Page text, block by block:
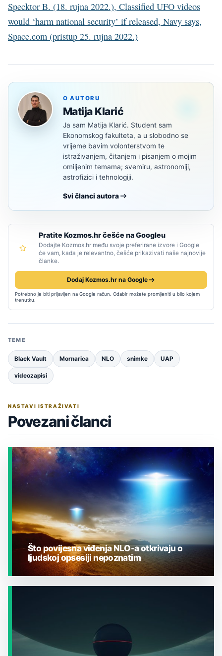
Specktor B. (18. rujna 2022.), Classified UFO videos
would ‘harm national security’ if released, Navy says,
Space.com (pristup 25. rujna 2022.)
O AUTORU
Matija Klarić
Ja sam Matija Klarić. Student sam
Ekonomskog fakulteta, a u slobodno se
vrijeme bavim volonterstvom te
istraživanjem, čitanjem i pisanjem o mojim
omiljenim temama; svemiru, astronomiji,
astrofizici i tehnologiji.
Svi članci autora
Pratite Kozmos.hr češće na Googleu
Dodajte Kozmos.hr među svoje preferirane izvore i Google
će vam, kada je relevantno, češće prikazivati naše najnovije
članke.
Dodaj Kozmos.hr na Google
Potrebno je biti prijavljen na Google račun. Odabir možete promijeniti u bilo kojem
trenutku.
TEME
Black Vault Mornarica NLO snimke UAP
videozapisi
NASTAVI ISTRAŽIVATI
Povezani članci
Što povijesna viđenja NLO-a otkrivaju o
ljudskoj opsesiji nepoznatim